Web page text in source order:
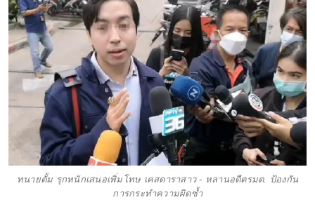
ทนายตั้ม รุกหนักเสนอเพิ่มโทษ เคสดาราสาว - หลานอดีตรมต. ป้องกัน
การกระทำความผิดซ้ำ